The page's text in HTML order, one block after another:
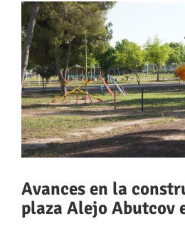
Ver
imagen
más
grande
Avances en la
plaza Alejo Abutcov